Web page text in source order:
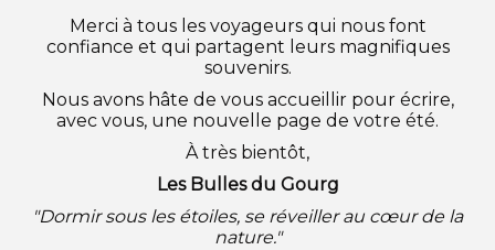
Merci à tous les voyageurs qui nous font
confiance et qui partagent leurs magnifiques
souvenirs.
Nous avons hâte de vous accueillir pour écrire,
avec vous, une nouvelle page de votre été.
À très bientôt,
Les Bulles du Gourg
"Dormir sous les étoiles, se réveiller au cœur de la
nature."